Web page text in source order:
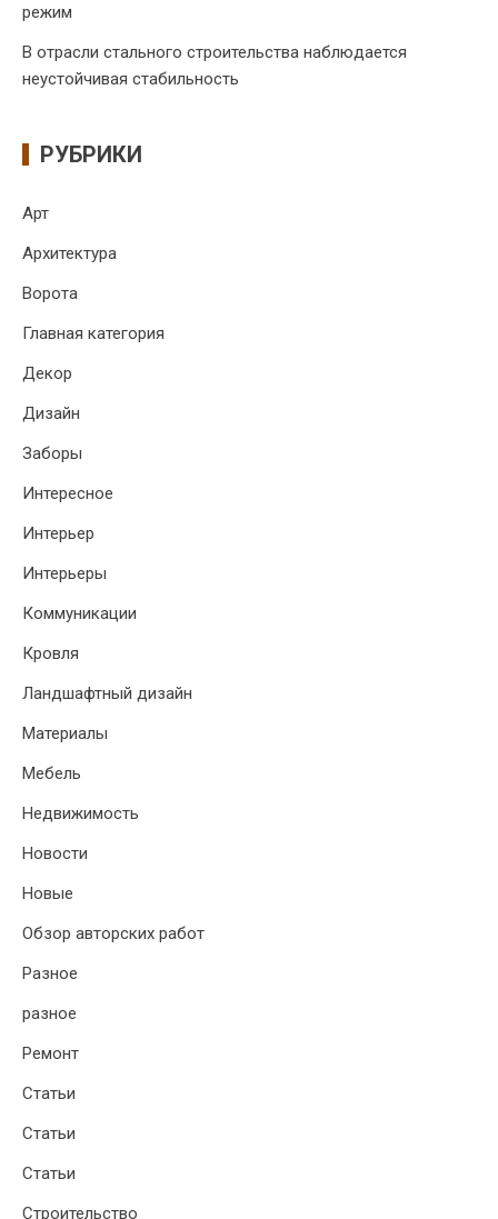
режим
В отрасли стального строительства наблюдается
неустойчивая стабильность
РУБРИКИ
Арт
Архитектура
Ворота
Главная категория
Декор
Дизайн
Заборы
Интересное
Интерьер
Интерьеры
Коммуникации
Кровля
Ландшафтный дизайн
Материалы
Мебель
Недвижимость
Новости
Новые
Обзор авторских работ
Разное
разное
Ремонт
Статьи
Статьи
Статьи
Строительство